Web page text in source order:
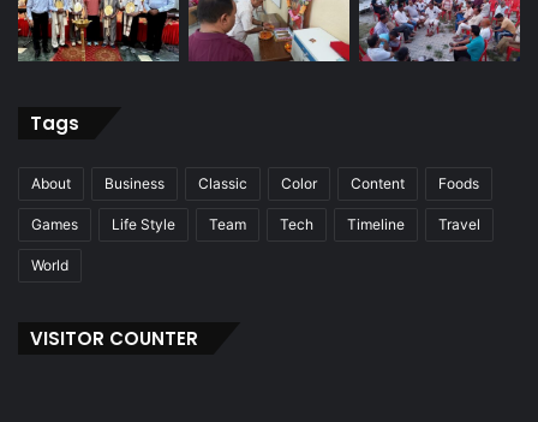
Tags
About Business Classic Color Content Foods
Games Life Style Team Tech Timeline Travel
World
VISITOR COUNTER